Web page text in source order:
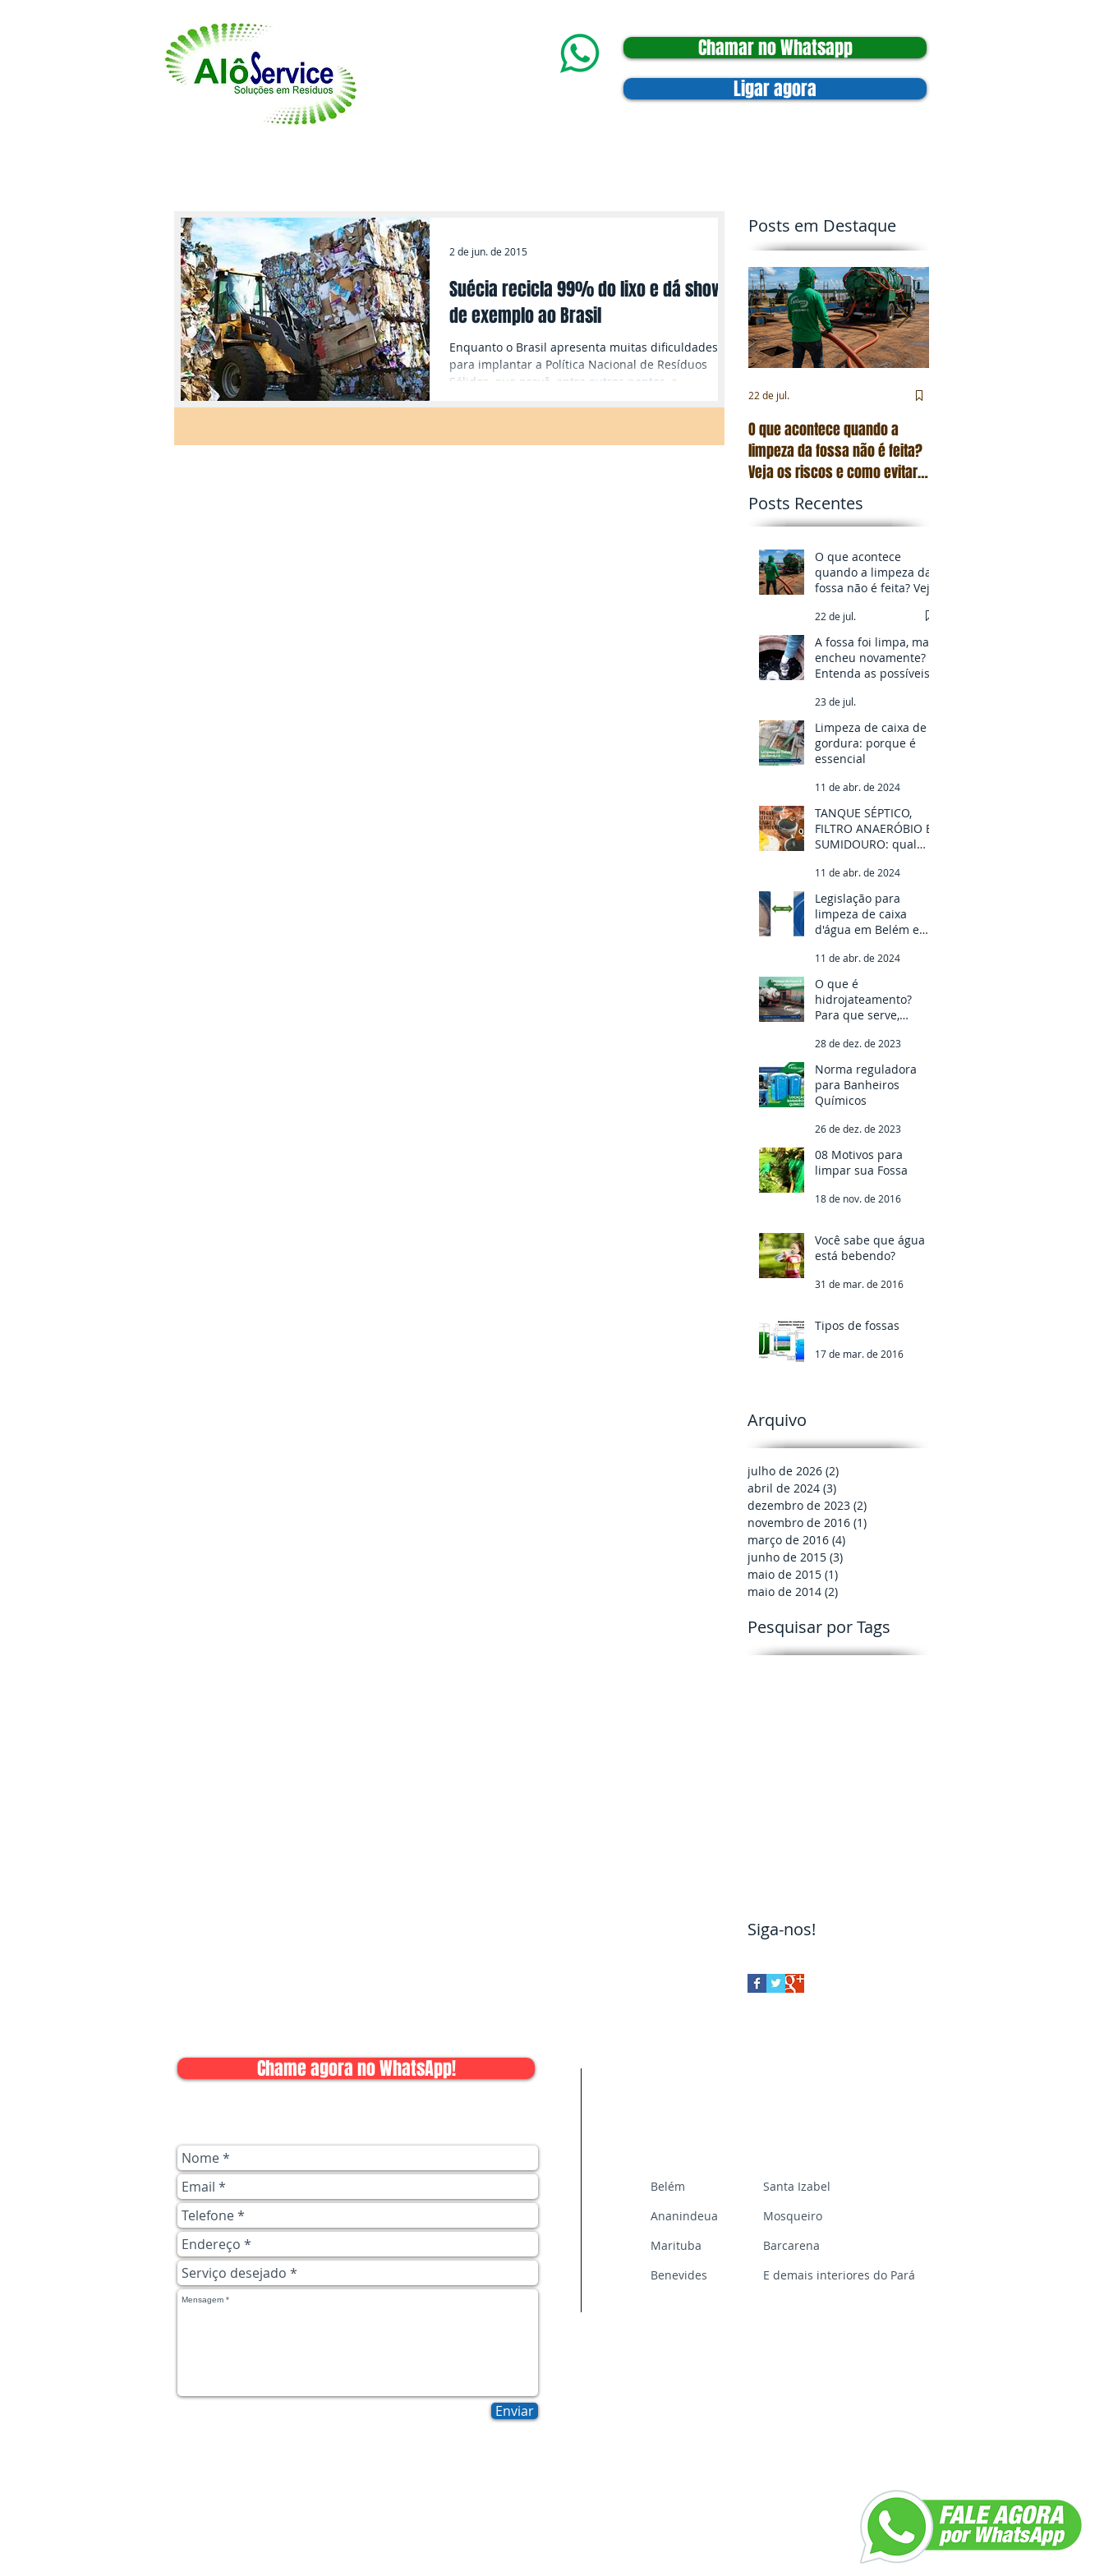
Chamar no Whatsapp
Ligar agora
Suécia recicla 99% do lixo e dá show
de exemplo ao Brasil
Enquanto o Brasil apresenta muitas dificuldades
para implantar a Política Nacional de Resíduos
Sólidos, que prevê, entre outros pontos, a...
2 de jun. de 2015
Posts em Destaque
O que acontece quando a
limpeza da fossa não é feita?
Veja os riscos e como evitar
problemas
22 de jul.
Posts Recentes
O que acontece
quando a limpeza da
fossa não é feita? Veja
evitar problemas
22 de jul.
A fossa foi limpa, mas
encheu novamente?
Entenda as possíveis
23 de jul.
Limpeza de caixa de
gordura: porque é
essencial
11 de abr. de 2024
TANQUE SÉPTICO,
FILTRO ANAERÓBIO E
SUMIDOURO: qual
tratamento do meu
esgoto?
11 de abr. de 2024
Legislação para
limpeza de caixa
d'água em Belém e
11 de abr. de 2024
O que é
hidrojateamento?
Para que serve,
28 de dez. de 2023
Norma reguladora
para Banheiros
Químicos
26 de dez. de 2023
08 Motivos para
limpar sua Fossa
18 de nov. de 2016
Você sabe que água
está bebendo?
31 de mar. de 2016
Tipos de fossas
17 de mar. de 2016
Arquivo
julho de 2026 (2)
abril de 2024 (3)
dezembro de 2023 (2)
novembro de 2016 (1)
março de 2016 (4)
junho de 2015 (3)
maio de 2015 (1)
maio de 2014 (2)
Pesquisar por Tags
Siga-nos!
Chame agora no WhatsApp!
Enviar
Belém
Ananindeua
Marituba
Benevides
Santa Izabel
Mosqueiro
Barcarena
E demais interiores do Pará